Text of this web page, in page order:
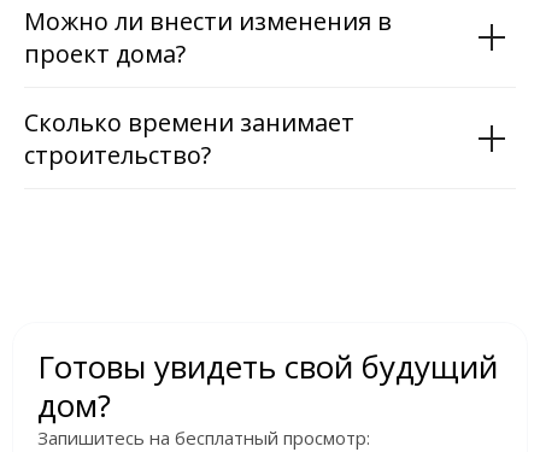
Можно ли внести изменения в
проект дома?
Сколько времени занимает
строительство?
Готовы увидеть свой будущий
дом?
Запишитесь на бесплатный просмотр: